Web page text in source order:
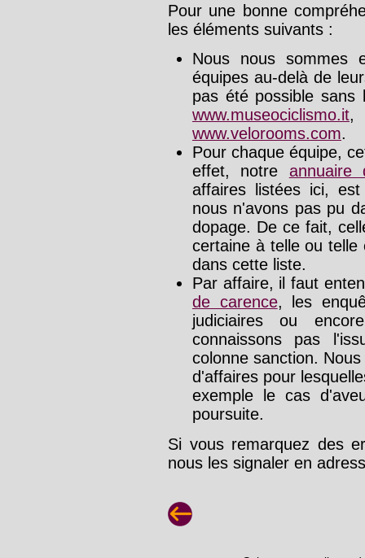
Pour une bonne
les éléments suivants :
Nous nous sommes
équipes au-delà de
pas été possible sans
www.museociclismo.it
www.velorooms.com.
Pour chaque équipe,
effet, notre annuaire
affaires listées ici,
nous n'avons pas pu
dopage. De ce fait,
certaine à telle ou telle
dans cette liste.
Par affaire, il faut
de carence, les
judiciaires ou
connaissons pas
colonne sanction.
d'affaires pour
exemple le cas
poursuite.
Si vous remarquez des
nous les signaler en